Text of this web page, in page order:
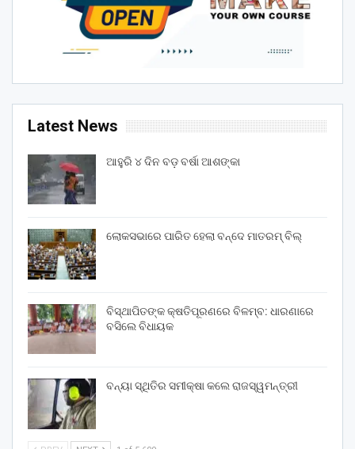
Latest News
ଆହୁରି ୪ ଦିନ ବଡ଼ ବର୍ଷା ଆଶଙ୍କା
ଲୋକସଭାରେ ପାରିତ ହେଲା ବନ୍ଦେ ମାତରମ୍‌ ବିଲ୍‌
ବିସ୍ଥାପିତଙ୍କ କ୍ଷତିପୂରଣରେ ବିଳମ୍ବ: ଧାରଣାରେ
ବସିଲେ ବିଧାୟକ
ବନ୍ୟା ସ୍ଥିତିର ସମୀକ୍ଷା କଲେ ରାଜସ୍ୱମନ୍ତ୍ରୀ